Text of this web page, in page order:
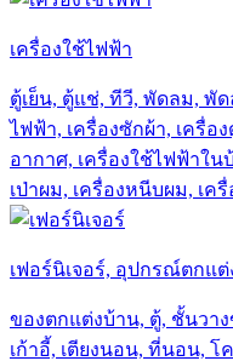
เครื่องใช้ไฟฟ้า
ตู้เย็น, ตู้แช่, ทีวี, พัดลม, พั
ไฟฟ้า, เครื่องซักผ้า, เครื่อ
อากาศ, เครื่องใช้ไฟฟ้าใน
เป่าผม, เครื่องหนีบผม, เค
เฟอร์นิเจอร์, อุปกรณ์ตกแ
ของตกแต่งบ้าน, ตู้, ชั้นว
เก้าอี้, เตียงนอน, ที่นอน, โ